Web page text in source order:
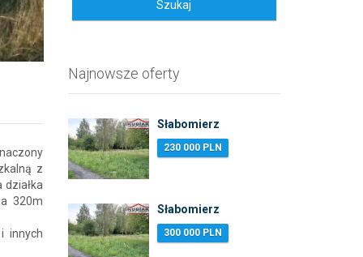
Zdjęcie 2
z
320m
innych
Najnowsze oferty
Słabomierz
230 000 PLN
Słabomierz
300 000 PLN